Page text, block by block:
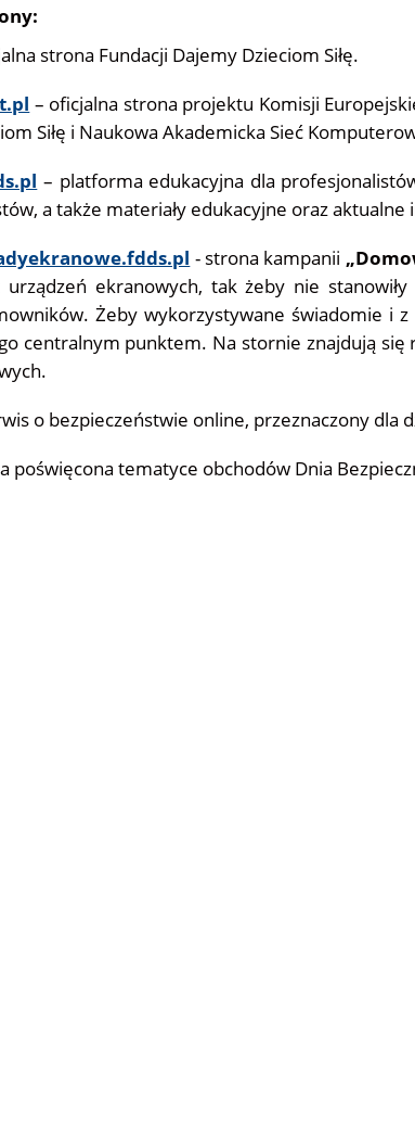
strona Fundacji Dajemy Dzieciom Siłę.
– oficjalna strona projektu Komisji
Siłę i Naukowa Akademicka Sieć
– platforma edukacyjna dla
a także materiały edukacyjne oraz
- strona kampanii
urządzeń ekranowych, tak żeby nie
Żeby wykorzystywane świadomie i
centralnym punktem. Na stornie znajdują
o bezpieczeństwie online, przeznaczony dla
poświęcona tematyce obchodów Dnia